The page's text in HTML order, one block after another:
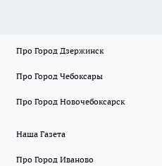
Про Город Дзержинск
Про Город Чебоксары
Про Город Новочебоксарск
Наша Газета
Про Город Иваново